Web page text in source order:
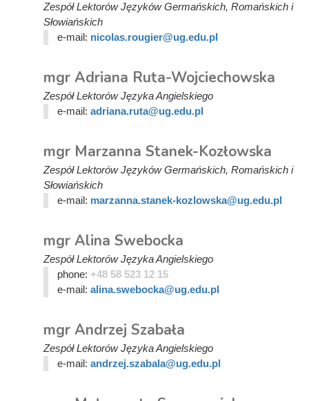
Zespół Lektorów Języków Germańskich, Romańskich i
Słowiańskich
e-mail: nicolas.rougier@ug.edu.pl
mgr Adriana Ruta-Wojciechowska
Zespół Lektorów Języka Angielskiego
e-mail: adriana.ruta@ug.edu.pl
mgr Marzanna Stanek-Kozłowska
Zespół Lektorów Języków Germańskich, Romańskich i
Słowiańskich
e-mail: marzanna.stanek-kozlowska@ug.edu.pl
mgr Alina Swebocka
Zespół Lektorów Języka Angielskiego
phone: +48 58 523 12 15
e-mail: alina.swebocka@ug.edu.pl
mgr Andrzej Szabała
Zespół Lektorów Języka Angielskiego
e-mail: andrzej.szabala@ug.edu.pl